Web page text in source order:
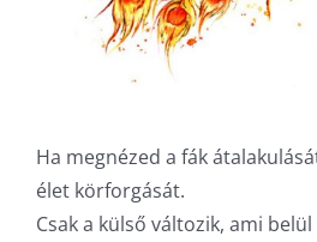
Ha megnézed a fák
élet körforgását.
Csak a külső változik, ami